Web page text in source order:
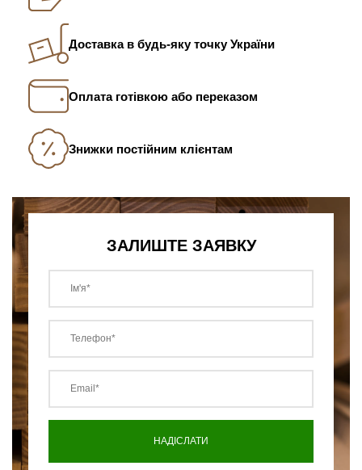
Доставка в будь-яку точку України
Оплата готівкою або переказом
Знижки постійним клієнтам
ЗАЛИШТЕ ЗАЯВКУ